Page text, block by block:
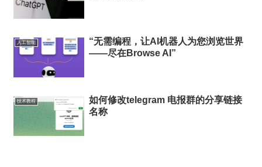
人工智能
“无需编程，让AI机器人为您浏览世界
——尽在Browse AI”
技术教程
如何修改telegram 电报群的分享链接
名称